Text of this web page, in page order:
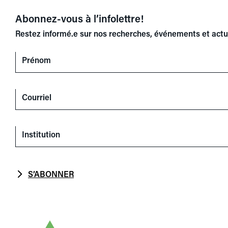
Abonnez-vous à l’infolettre!
Restez informé.e sur nos recherches, événements et